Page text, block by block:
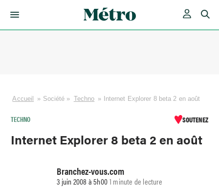
Accueil » Société » Techno » Internet Explorer 8 beta 2 en août
TECHNO SOUTENEZ
Internet Explorer 8 beta 2 en août
Branchez-vous.com
3 juin 2008 à 5h001 minute de lecture